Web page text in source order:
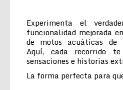
Experimenta el
funcionalidad mejorada
de motos acuáticas de
Aquí, cada recorrido
sensaciones e historias
La forma perfecta para